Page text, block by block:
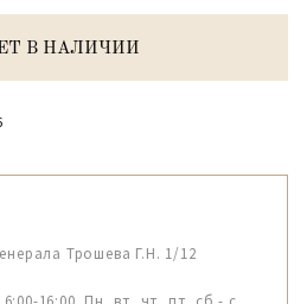
В НАЛИЧИИ
Трошева Г.Н. 1/12